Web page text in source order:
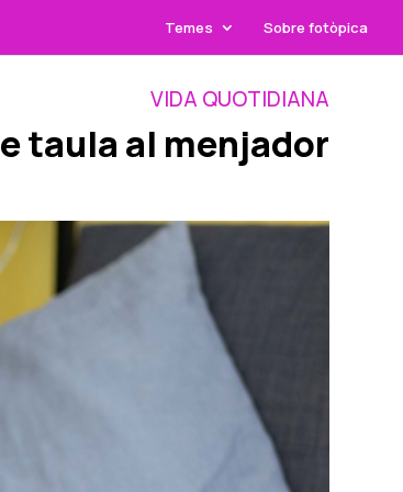
Temes Sobre fotòpica
VIDA QUOTIDIANA
taula al menjador